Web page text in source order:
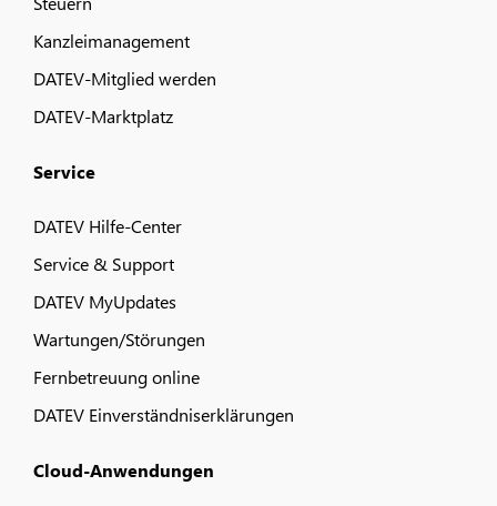
Kanzleimanagement
DATEV-Mitglied werden
DATEV-Marktplatz
Service
DATEV Hilfe-Center
Service & Support
DATEV MyUpdates
Wartungen/Störungen
Fernbetreuung online
DATEV Einverständniserklärungen
Cloud-Anwendungen